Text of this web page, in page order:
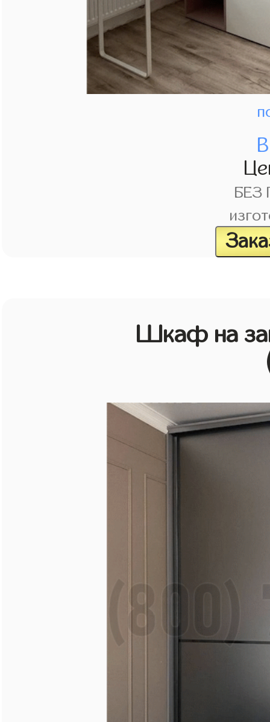
БЕЗ
Шкаф на